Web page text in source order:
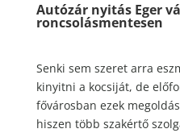
Autózár nyitás Eger
roncsolásmentesen
Senki sem szeret arra
kinyitni a kocsiját, de
fővárosban ezek
hiszen több szakértő